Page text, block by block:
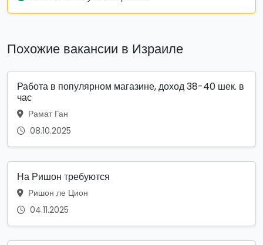
Похожие вакансии в Израиле
Работа в популярном магазине, доход 38-40 шек. в
час
Рамат Ган
08.10.2025
На Ришон требуются
Ришон ле Цион
04.11.2025